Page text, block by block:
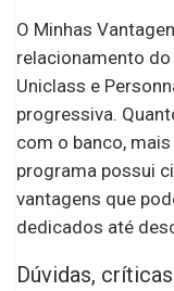
O Minhas
relacionamento
Uniclass e
progressiva.
com o banco,
programa possui
vantagens que
dedicados até
Dúvidas,